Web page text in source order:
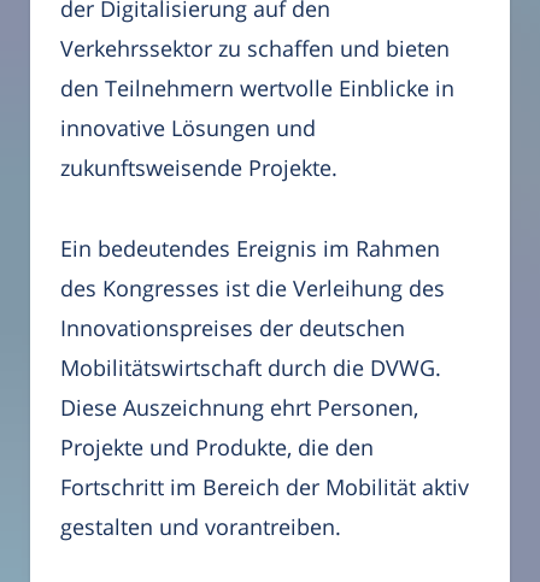
der Digitalisierung auf den
Verkehrssektor zu schaffen und bieten
den Teilnehmern wertvolle Einblicke in
innovative Lösungen und
zukunftsweisende Projekte.
Ein bedeutendes Ereignis im Rahmen
des Kongresses ist die Verleihung des
Innovationspreises der deutschen
Mobilitätswirtschaft durch die DVWG.
Diese Auszeichnung ehrt Personen,
Projekte und Produkte, die den
Fortschritt im Bereich der Mobilität aktiv
gestalten und vorantreiben.